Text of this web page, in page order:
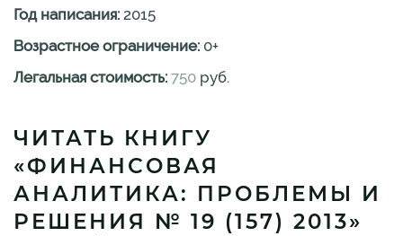
Год написания: 2015
Возрастное ограничение: 0+
Легальная стоимость: 750 руб.
ЧИТАТЬ КНИГУ
«ФИНАНСОВАЯ
АНАЛИТИКА: ПРОБЛЕМЫ И
РЕШЕНИЯ № 19 (157) 2013»